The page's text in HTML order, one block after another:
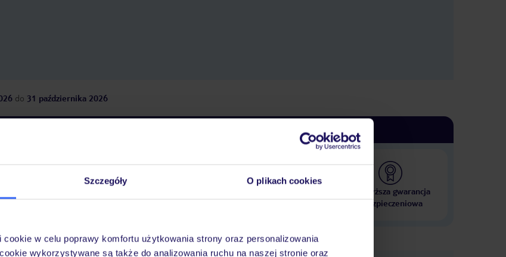
Szczegóły O plikach cookies
w celu poprawy komfortu użytkowania strony oraz personalizowania
wykorzystywane są także do analizowania ruchu na naszej stronie oraz
do 31 października 2026
30 lat w Polsce
wakacjach 24/7
krajach
Najwyższa gwarancja
ubezpieczeniowa